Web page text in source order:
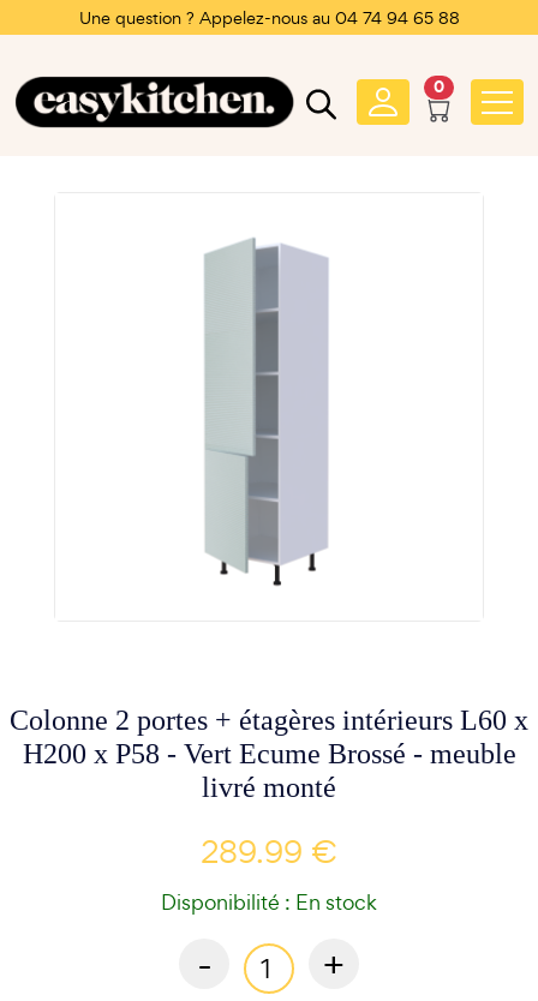
Une question ? Appelez-nous au 04 74 94 65 88
0
Colonne 2 portes + étagères intérieurs L60 x
H200 x P58 - Vert Ecume Brossé - meuble
livré monté
289.99 €
Disponibilité : En stock
- +